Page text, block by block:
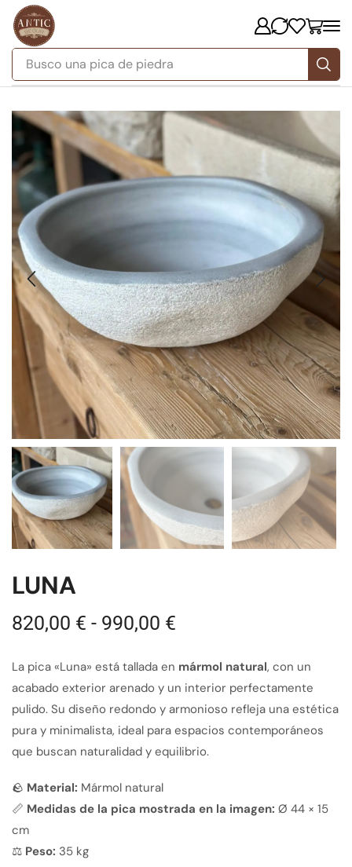
Busco una pica de piedra
LUNA
820,00 € - 990,00 €
La pica «Luna» está tallada en mármol natural, con un
acabado exterior arenado y un interior perfectamente
pulido. Su diseño redondo y armonioso refleja una estética
pura y minimalista, ideal para espacios contemporáneos
que buscan naturalidad y equilibrio.
🪨 Material: Mármol natural
📏 Medidas de la pica mostrada en la imagen: Ø 44 × 15
cm
⚖️ Peso: 35 kg